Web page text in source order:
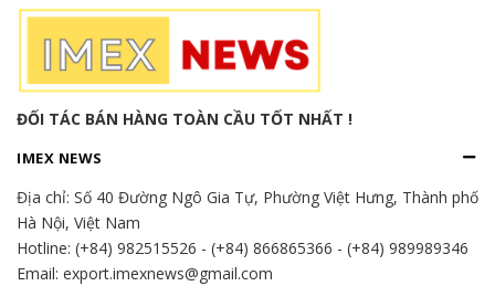
ĐỐI TÁC BÁN HÀNG TOÀN CẦU TỐT NHẤT !
IMEX NEWS
Địa chỉ: Số 40 Đường Ngô Gia Tự, Phường Việt Hưng, Thành phố
Hà Nội, Việt Nam
Hotline: (+84) 982515526 - (+84) 866865366 - (+84) 989989346
Email: export.imexnews@gmail.com